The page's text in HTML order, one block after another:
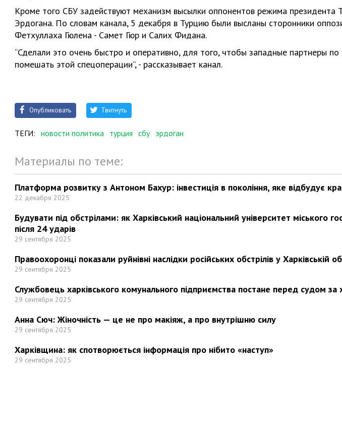
Кроме того СБУ задействуют механизм высылки оппонентов режима президента
Эрдогана. По словам канала, 5 декабря в Турцию были высланы сторонники
Фетхуллаха Гюлена - Самет Гюр и Салих Фидана.
“Сделали это очень быстро и оперативно, для того, чтобы западные партнеры
помешать этой спецоперации”, - рассказывает канал.
Опубликовать Твитнуть
ТЕГИ: новости политика турция сбу эрдоган
Материалы по теме:
Платформа розвитку з Антоном Бахур: інвестиція в покоління, яке відбудує
22 декабря 2025
Будувати під обстрілами: як Харківський національний університет міського
після 24 ударів
29 сентября 2025
Правоохоронці показали руйнівні наслідки російських обстрілів у Харківській
29 сентября 2025
Службовець харківського комунального підприємства постане перед судом за
29 сентября 2025
Анна Сюч: Жіночність — це не про макіяж, а про внутрішню силу
29 сентября 2025
Харківщина: як спотворюється інформація про нібито «наступ»
29 сентября 2025